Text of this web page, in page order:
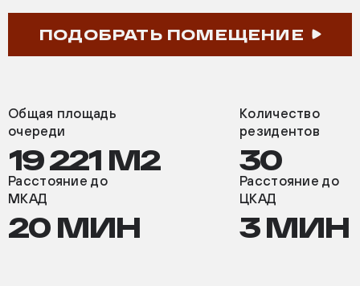
Общая площадь
очереди
19 221 М2
Количество
резидентов
30
Расстояние до
МКАД
20 МИН
Расстояние до
ЦКАД
3 МИН
ПОДОБРАТЬ ПОМЕЩЕНИЕ